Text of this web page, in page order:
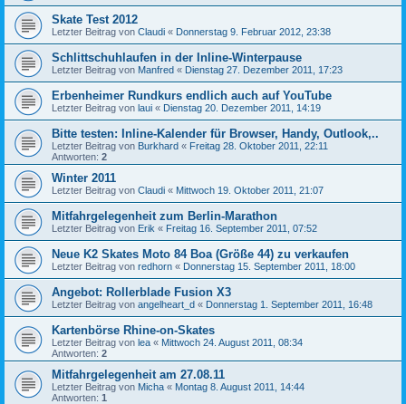
Skate Test 2012
Letzter Beitrag von Claudi « Donnerstag 9. Februar 2012, 23:38
Schlittschuhlaufen in der Inline-Winterpause
Letzter Beitrag von Manfred « Dienstag 27. Dezember 2011, 17:23
Erbenheimer Rundkurs endlich auch auf YouTube
Letzter Beitrag von laui « Dienstag 20. Dezember 2011, 14:19
Bitte testen: Inline-Kalender für Browser, Handy, Outlook,..
Letzter Beitrag von Burkhard « Freitag 28. Oktober 2011, 22:11
Antworten: 2
Winter 2011
Letzter Beitrag von Claudi « Mittwoch 19. Oktober 2011, 21:07
Mitfahrgelegenheit zum Berlin-Marathon
Letzter Beitrag von Erik « Freitag 16. September 2011, 07:52
Neue K2 Skates Moto 84 Boa (Größe 44) zu verkaufen
Letzter Beitrag von redhorn « Donnerstag 15. September 2011, 18:00
Angebot: Rollerblade Fusion X3
Letzter Beitrag von angelheart_d « Donnerstag 1. September 2011, 16:48
Kartenbörse Rhine-on-Skates
Letzter Beitrag von lea « Mittwoch 24. August 2011, 08:34
Antworten: 2
Mitfahrgelegenheit am 27.08.11
Letzter Beitrag von Micha « Montag 8. August 2011, 14:44
Antworten: 1